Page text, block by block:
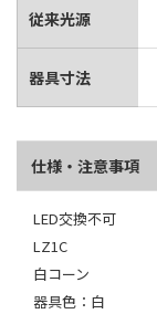
従来光源
器具寸法
仕様・注意事項
LED交換不可
LZ1C
白コーン
器具色：白